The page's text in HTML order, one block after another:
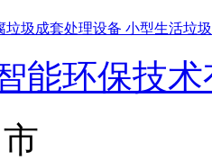
垃圾成套处理设备 小型生活垃
能环保技